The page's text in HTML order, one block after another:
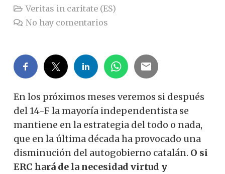
Veritas in caritate (ES)
No hay comentarios
En los próximos meses veremos si después
del 14-F la mayoría independentista se
mantiene en la estrategia del todo o nada,
que en la última década ha provocado una
disminución del autogobierno catalán. O si
ERC hará de la necesidad virtud y